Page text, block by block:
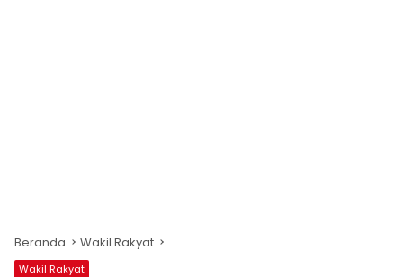
Beranda Wakil Rakyat
Wakil Rakyat